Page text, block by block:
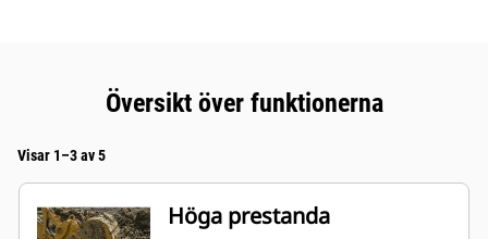
Översikt över funktionerna
Visar 1–3 av 5
Höga prestanda